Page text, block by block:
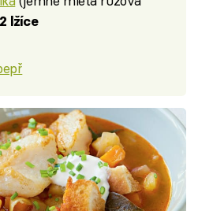
2 lžíce